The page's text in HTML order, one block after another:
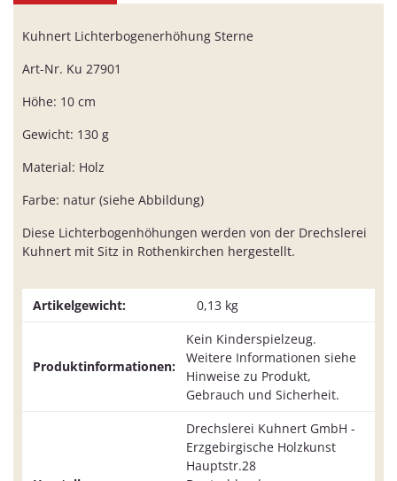
Kuhnert Lichterbogenerhöhung Sterne
Art-Nr. Ku 27901
Höhe: 10 cm
Gewicht: 130 g
Material: Holz
Farbe: natur (siehe Abbildung)
Diese Lichterbogenhöhungen werden von der Drechslerei
Kuhnert mit Sitz in Rothenkirchen hergestellt.
Artikelgewicht: 0,13 kg
Produktinformationen:
Kein Kinderspielzeug.
Weitere Informationen siehe
Hinweise zu Produkt,
Gebrauch und Sicherheit.
Drechslerei Kuhnert GmbH -
Erzgebirgische Holzkunst
Hauptstr.28